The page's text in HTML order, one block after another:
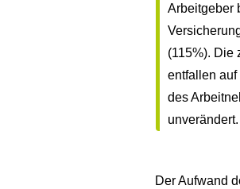
Arbeitgeber
(115%). Die
entfallen auf
des
unverändert.
Der Aufwand